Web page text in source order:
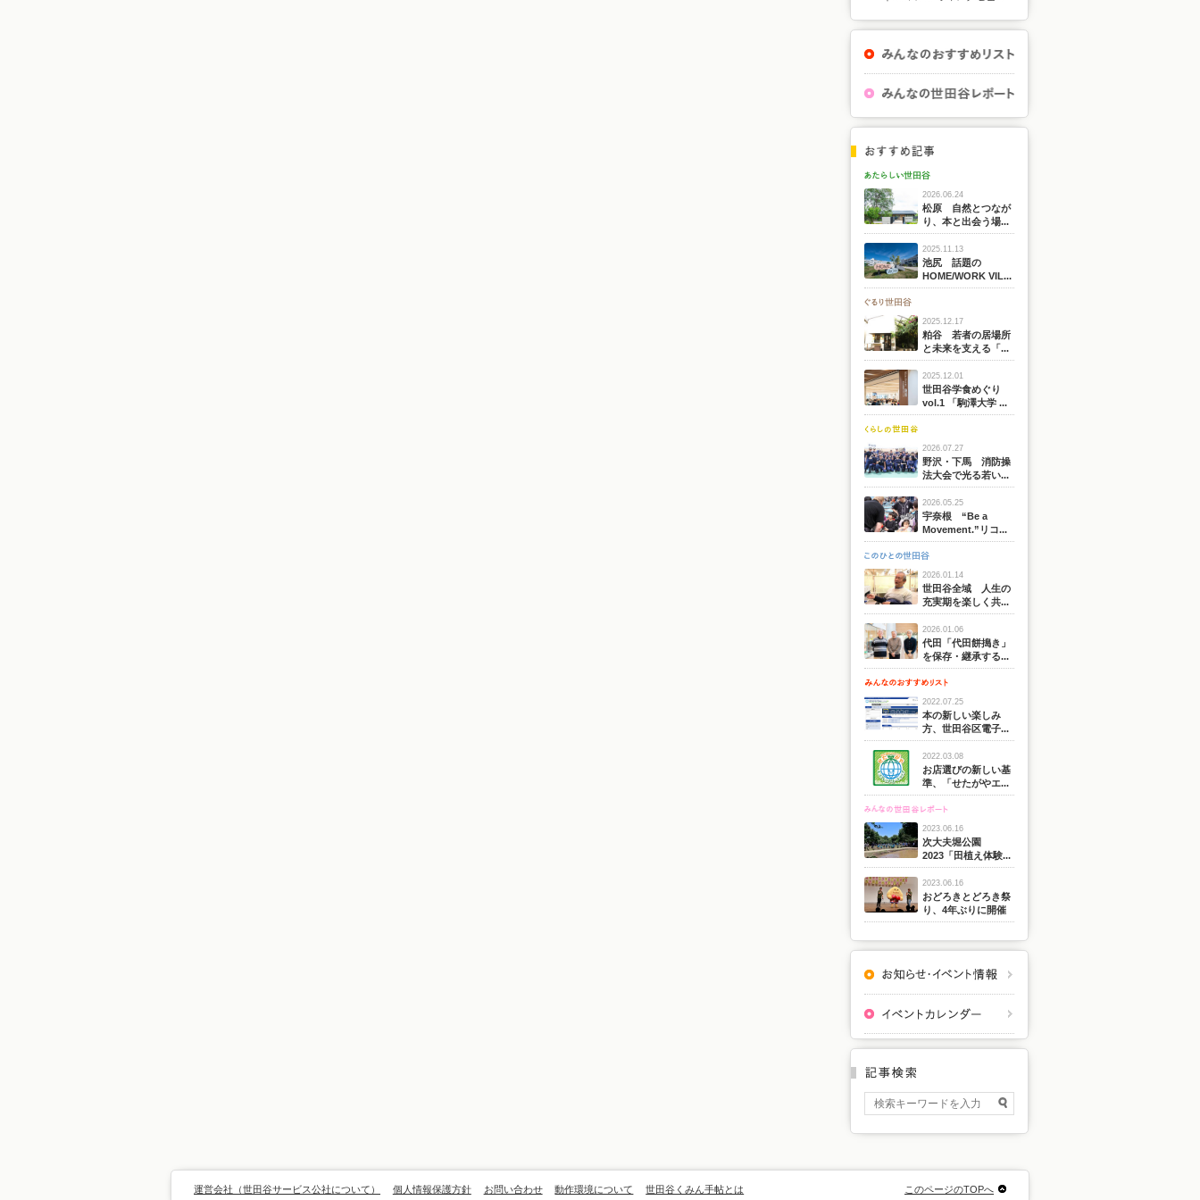
2026.06.24
松原 自然とつなが
り、本と出会う場...
2025.11.13
池尻 話題の
HOME/WORK VIL...
2025.12.17
粕谷 若者の居場所
と未来を支える「...
2025.12.01
世田谷学食めぐり
vol.1 「駒澤大学 ...
2026.07.27
野沢・下馬 消防操
法大会で光る若い...
2026.05.25
宇奈根 “Be a
Movement.”リコ...
2026.01.14
世田谷全域 人生の
充実期を楽しく共...
2026.01.06
代田「代田餅搗き」
を保存・継承する...
2022.07.25
本の新しい楽しみ
方、世田谷区電子...
2022.03.08
お店選びの新しい基
準、「せたがやエ...
2023.06.16
次大夫堀公園
2023「田植え体験...
2023.06.16
おどろきとどろき祭
り、4年ぶりに開催
運営会社（世田谷サービス公社について） 個人情報保護方針 お問い合わせ 動作環境について 世田谷くみん手帖とは このページのTOPへ